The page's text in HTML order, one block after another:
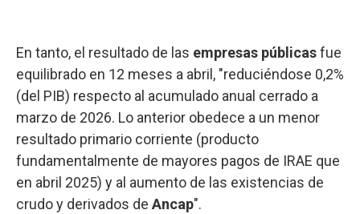
En tanto, el resultado de las empresas públicasfue
equilibrado en 12 meses a abril, "reduciéndose 0,2%
(del PIB) respecto al acumulado anual cerrado a
marzo de 2026. Lo anterior obedece a un menor
resultado primario corriente (producto
fundamentalmente de mayores pagos de IRAE que
en abril 2025) y al aumento de las existencias de
crudo y derivados de Ancap".